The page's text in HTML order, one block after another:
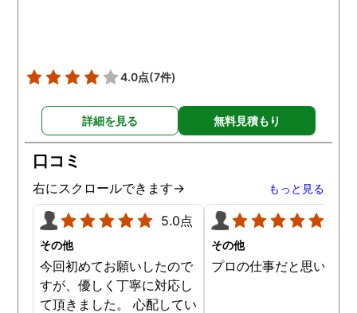
4.0点(7件)
詳細を見る 無料見積もり
口コミ
右にスクロールできます→ もっと見る
5.0点
その他
今回初めてお願いしたので
すが、優しく丁寧に対応し
て頂きました。 心配してい
その他
プロの仕事だと思います